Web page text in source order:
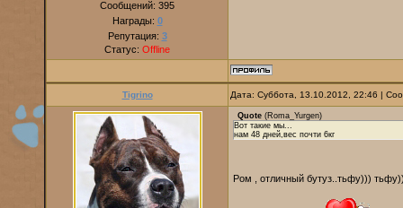
Сообщений: 395
Награды: 0
Репутация: 3
Статус: Offline
Tigrino Дата: Суббота, 13.10.2012, 22:46 |
Quote (Roma_Yurgen)
Вот такие мы...
нам 48 дней,вес почти 6кг
Ром , отличный бутуз..тьфу)))